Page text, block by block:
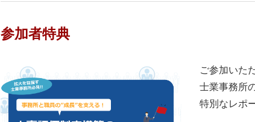
参加者特典
ご参加いた
士業事務所
特別なレポ